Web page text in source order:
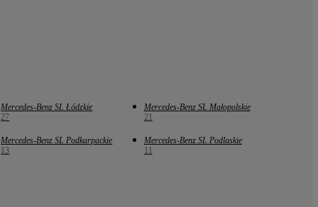
Mercedes-Benz SL Łódzkie
27
Mercedes-Benz SL Małopolskie
21
Mercedes-Benz SL Podkarpackie
13
Mercedes-Benz SL Podlaskie
11